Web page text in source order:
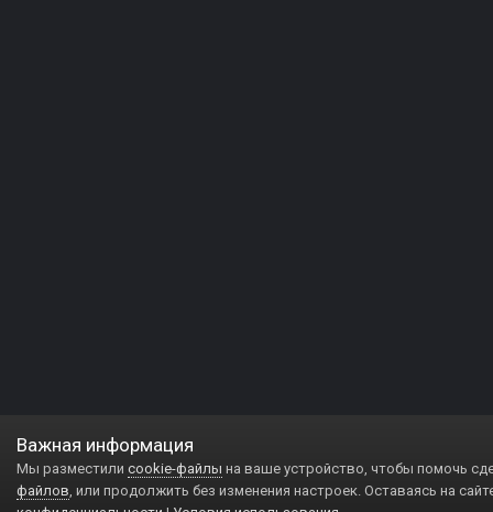
Важная информация
Мы разместили cookie-файлы на ваше устройство, чтобы помочь
файлов, или продолжить без изменения настроек. Оставаясь на